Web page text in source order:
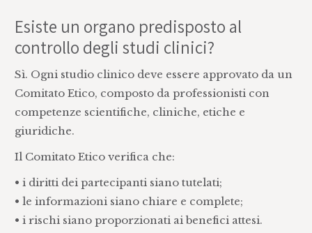
Esiste un organo predisposto al
controllo degli studi clinici?
Sì. Ogni studio clinico deve essere approvato da un
Comitato Etico, composto da professionisti con
competenze scientifiche, cliniche, etiche e
giuridiche.
Il Comitato Etico verifica che:
• i diritti dei partecipanti siano tutelati;
• le informazioni siano chiare e complete;
• i rischi siano proporzionati ai benefici attesi.